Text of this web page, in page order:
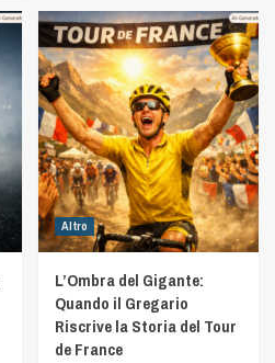
Altro
L’Ombra del Gigante:
Quando il Gregario
Riscrive la Storia del Tour
de France